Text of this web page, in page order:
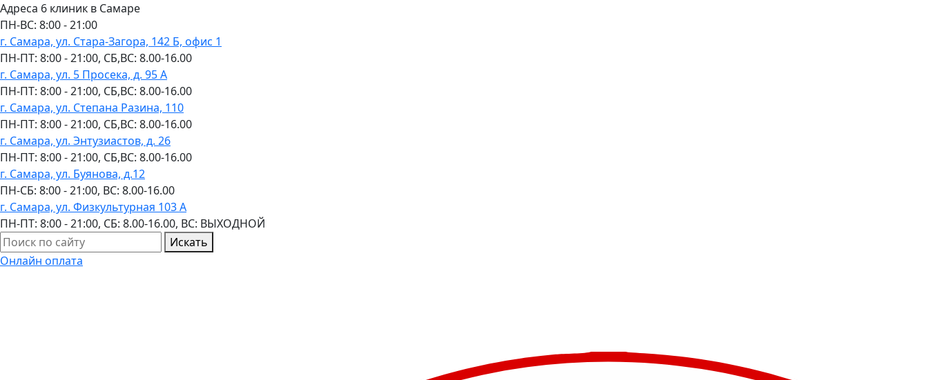
Адреса 6 клиник в Самаре
ПН-ВC: 8:00 - 21:00
г. Самара, ул. Стара-Загора, 142 Б, офис 1
ПН-ПТ: 8:00 - 21:00, СБ,ВС: 8.00-16.00
г. Самара, ул. 5 Просека, д. 95 А
ПН-ПТ: 8:00 - 21:00, СБ,ВС: 8.00-16.00
г. Самара, ул. Степана Разина, 110
ПН-ПТ: 8:00 - 21:00, СБ,ВС: 8.00-16.00
г. Самара, ул. Энтузиастов, д. 26
ПН-ПТ: 8:00 - 21:00, СБ,ВС: 8.00-16.00
г. Самара, ул. Буянова, д.12
ПН-СБ: 8:00 - 21:00, ВС: 8.00-16.00
г. Самара, ул. Физкультурная 103 А
ПН-ПТ: 8:00 - 21:00, СБ: 8.00-16.00, ВС: ВЫХОДНОЙ
Искать
Онлайн оплата